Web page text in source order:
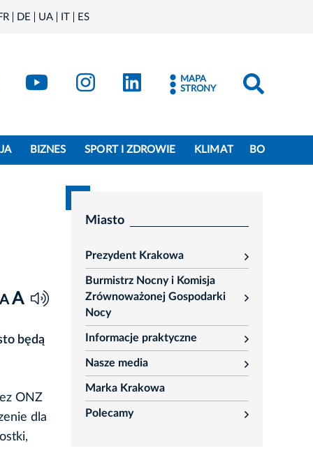
DE UA IT ES
Kraków - X
Kraków - YouTube
Kraków - Instagram
Kraków - LinkedIn
MAPA
STRONY
BIZNES SPORT I ZDROWIE KLIMAT BO
A A
będą
ONZ
dla
Miasto
Prezydent Krakowa
rozwiń
Burmistrz Nocny i Komisja
Zrównoważonej Gospodarki
Nocy
rozwiń
Informacje praktyczne
rozwiń
Nasze media
rozwiń
Marka Krakowa
Polecamy
rozwiń